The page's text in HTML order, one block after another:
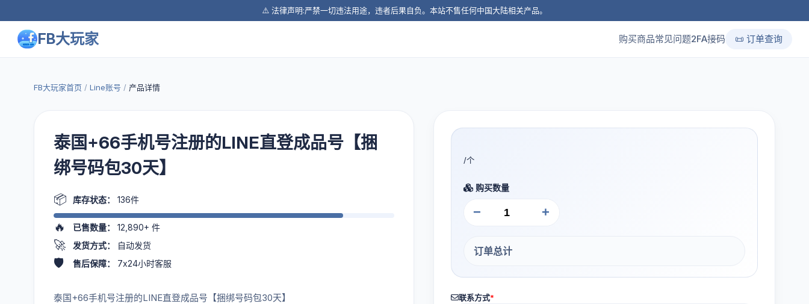
⚠️ 法律声明:严禁一切违法用途，违者后果自负。本站不售任何中国大陆相关产品。
FB大玩家 购买商品常见问题2FA接码 📜 订单查询
FB大玩家首页 / Line账号 / 产品详情
泰国+66手机号注册的LINE直登成品号【捆
绑号码包30天】
📦 库存状态： 136件
🔥 已售数量： 12,890+ 件
🚀 发货方式： 自动发货
🛡️ 售后保障： 7x24小时客服
泰国+66手机号注册的LINE直登成品号【捆绑号码包30天】
/个
购买数量
− +
订单总计
联系方式*